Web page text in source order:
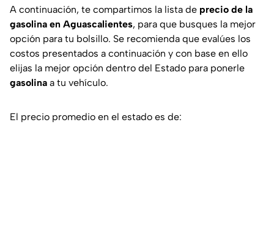
A continuación, te compartimos la lista de precio de la
gasolina en Aguascalientes, para que busques la mejor
opción para tu bolsillo. Se recomienda que evalúes los
costos presentados a continuación y con base en ello
elijas la mejor opción dentro del Estado para ponerle
gasolina a tu vehículo.
El precio promedio en el estado es de: